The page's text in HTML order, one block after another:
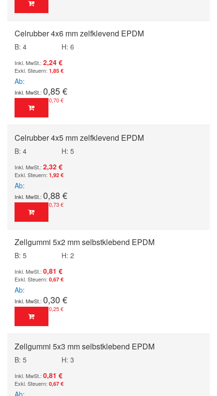
Celrubber 4x6 mm zelfklevend EPDM
B: 4
H: 6
2,24 €
1,85 €
Ab
0,85 €
0,70 €
Celrubber 4x5 mm zelfklevend EPDM
B: 4
H: 5
2,32 €
1,92 €
Ab
0,88 €
0,73 €
Zellgummi 5x2 mm selbstklebend EPDM
B: 5
H: 2
0,81 €
0,67 €
Ab
0,30 €
0,25 €
Zellgummi 5x3 mm selbstklebend EPDM
B: 5
H: 3
0,81 €
0,67 €
Ab